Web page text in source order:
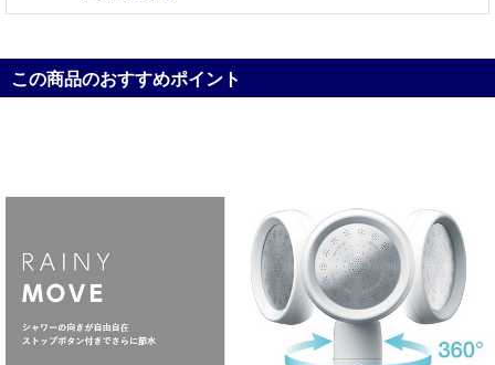
この商品のおすすめポイント